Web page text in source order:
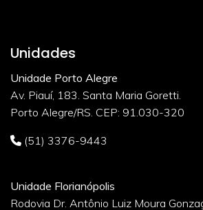
Unidades
Unidade Porto Alegre
Av. Piauí, 183. Santa Maria Goretti.
Porto Alegre/RS. CEP: 91.030-320
(51) 3376-9443
Unidade Florianópolis
Rodovia Dr. Antônio Luiz Moura